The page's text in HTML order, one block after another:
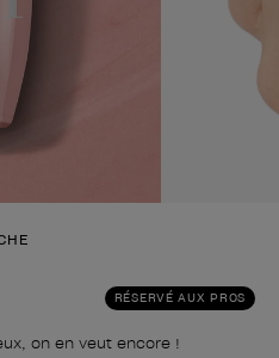
RÉSERVÉ AUX PROS
on en veut encore !